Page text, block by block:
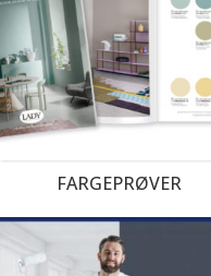
FARGEPRØVER